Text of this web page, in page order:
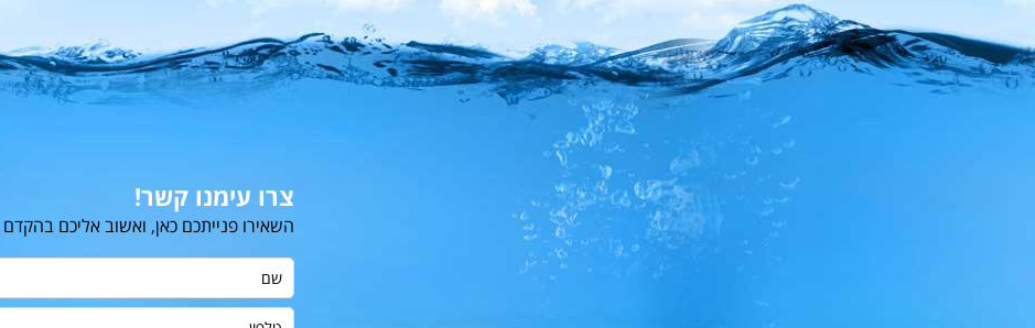
צרו עימנו קשר!
השאירו פנייתכם כאן, ואשוב אליכם בהקדם
שם
טלפון